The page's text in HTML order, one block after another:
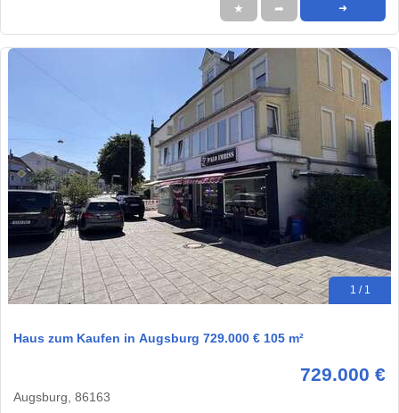
★ ➦ ➜
1 / 1
Haus zum Kaufen in Augsburg 729.000 € 105 m²
729.000 €
Augsburg, 86163